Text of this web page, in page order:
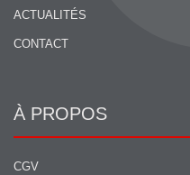
ACTUALITÉS
CONTACT
À PROPOS
CGV